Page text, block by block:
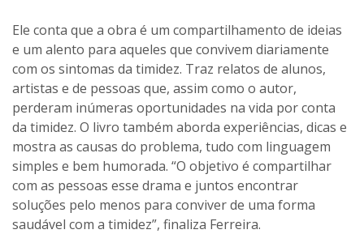
Ele conta que a obra é um compartilhamento de ideias
e um alento para aqueles que convivem diariamente
com os sintomas da timidez. Traz relatos de alunos,
artistas e de pessoas que, assim como o autor,
perderam inúmeras oportunidades na vida por conta
da timidez. O livro também aborda experiências, dicas e
mostra as causas do problema, tudo com linguagem
simples e bem humorada. “O objetivo é compartilhar
com as pessoas esse drama e juntos encontrar
soluções pelo menos para conviver de uma forma
saudável com a timidez”, finaliza Ferreira.